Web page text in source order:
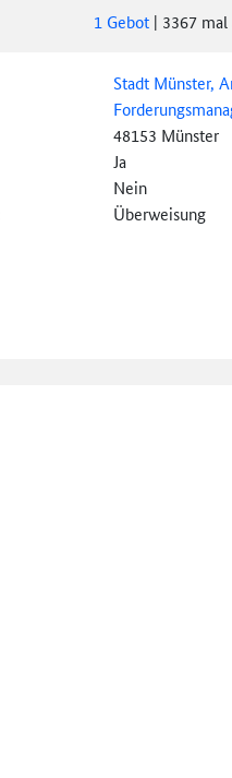
1 Gebot | 3367 mal
Stadt Münster,
48153 Münster
Ja
Nein
Überweisung